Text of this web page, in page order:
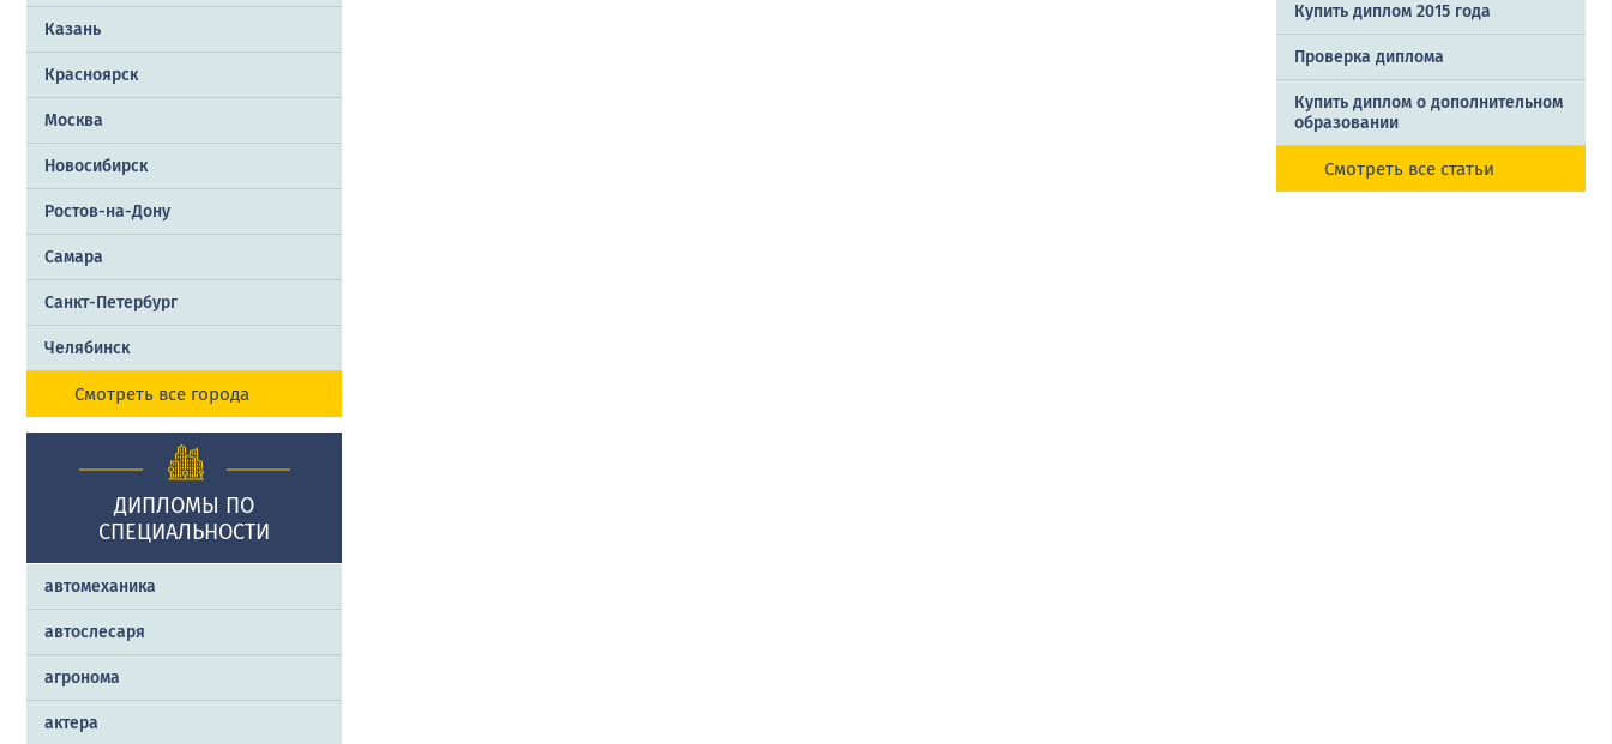
Казань
Красноярск
Москва
Новосибирск
Ростов-на-Дону
Самара
Санкт-Петербург
Челябинск
Смотреть все города
ДИПЛОМЫ ПО
СПЕЦИАЛЬНОСТИ
автомеханика
автослесаря
агронома
актера
Купить диплом 2015 года
Проверка диплома
Купить диплом о дополнительном
образовании
Смотреть все статьи